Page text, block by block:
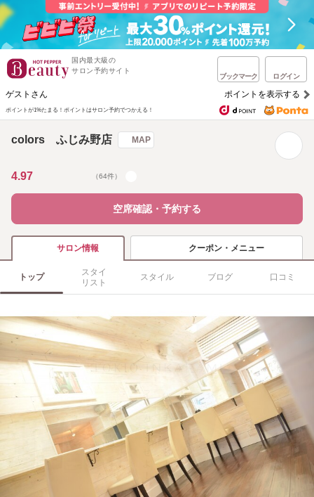
国内最大級の
サロン予約サイト
ブックマーク ログイン
ゲストさん ポイントを表示する
ポイントが1%たまる！ ポイントはサロン予約でつかえる！
colors ふじみ野店 MAP
4.97 （64件）
空席確認・予約する
サロン情報 クーポン・メニュー
トップ
スタイ
リスト
スタイル ブログ 口コミ